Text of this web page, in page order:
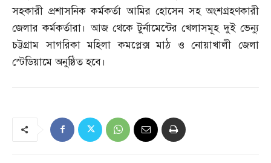
সহকারী প্রশাসনিক কর্মকর্তা আমির হোসেন সহ অংশগ্রহণকারী
জেলার কর্মকর্তারা। আজ থেকে টুর্নামেন্টের খেলাসমূহ দুই ভেন্যু
চট্টগ্রাম সাগরিকা মহিলা কমপ্লেক্স মাঠ ও নোয়াখালী জেলা
স্টেডিয়ামে অনুষ্ঠিত হবে।